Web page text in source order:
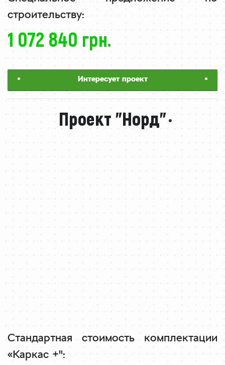
строительству:
1 072 840 грн.
Интересует проект
Проект "Норд"
Стандартная стоимость комплектации
«Каркас +":